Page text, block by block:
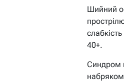
Шийний
40+.
Синдром